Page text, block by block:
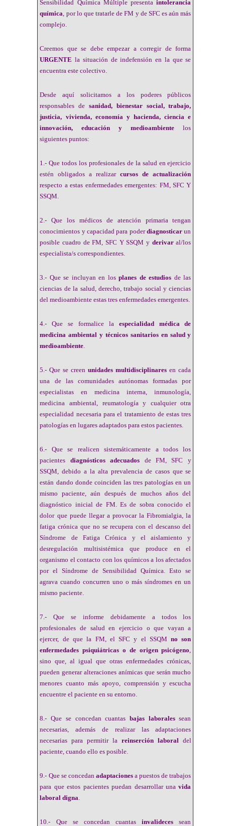
Sensibilidad Química Múltiple presentaintolerancia
química, por lo que tratarle de FM y de SFC es aún más
complejo.
Creemos que se debe empezar a corregir de forma
URGENTEla situación de indefensión en la que se
encuentra este colectivo.
Desde aquí solicitamos a los poderes públicos
responsables desanidad, bienestar social, trabajo,
justicia, vivienda, economía y hacienda, ciencia e
innovación, educación y medioambiente los
siguientes puntos:
1.- Que todos los profesionales de la salud en ejercicio
estén obligados a realizarcursos de actualización
respecto a estas enfermedades emergentes: FM, SFC Y
SSQM.
2.- Que los médicos de atención primaria tengan
conocimientos y capacidad para poderdiagnosticar un
posible cuadro de FM, SFC Y SSQM y derivaral/los
especialista/s correspondientes.
3.- Que se incluyan en losplanes de estudios de las
ciencias de la salud, derecho, trabajo social y ciencias
del medioambiente estas tres enfermedades emergentes.
4.- Que se formalice la especialidad médica de
medicina ambiental y técnicos sanitarios en salud y
medioambiente.
5.- Que se creenunidades multidisciplinares en cada
una de las comunidades autónomas formadas por
especialistas en medicina interna, inmunología,
medicina ambiental, reumatología y cualquier otra
especialidad necesaria para el tratamiento de estas tres
patologías en lugares adaptados para estos pacientes.
6.- Que se realicen sistemáticamente a todos los
pacientes diagnósticos adecuados de FM, SFC y
SSQM, debido a la alta prevalencia de casos que se
están dando donde coinciden las tres patologías en un
mismo paciente, aún después de muchos años del
diagnóstico inicial de FM. Es de sobra conocido el
dolor que puede llegar a provocar la Fibromialgia, la
fatiga crónica que no se recupera con el descanso del
Síndrome de Fatiga Crónica y el aislamiento y
desregulación multisistémica que produce en el
organismo el contacto con los químicos a los afectados
por el Síndrome de Sensibilidad Química. Esto se
agrava cuando concurren uno o más síndromes en un
mismo paciente.
7.- Que se informe debidamente a todos los
profesionales de salud en ejercicio o que vayan a
ejercer, de que la FM, el SFC y el SSQMno son
enfermedades psiquiátricas o de origen psicógeno,
sino que, al igual que otras enfermedades crónicas,
pueden generar alteraciones anímicas que serán mucho
menores cuanto más apoyo, comprensión y escucha
encuentre el paciente en su entorno.
8.- Que se concedan cuantasbajas laboralessean
necesarias, además de realizar las adaptaciones
necesarias para permitir la reinserción laboraldel
paciente, cuando ello es posible.
9.- Que se concedan adaptacionesa puestos de trabajos
para que estos pacientes puedan desarrollar unavida
laboral digna.
10.- Que se concedan cuantasinvalideces sean